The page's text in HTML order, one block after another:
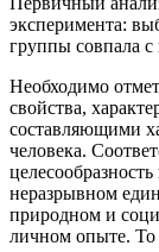
эксперимента:
группы совпала с
Необходимо
свойства,
составляющими
человека.
неразрывном
природном и
личном опыте. То